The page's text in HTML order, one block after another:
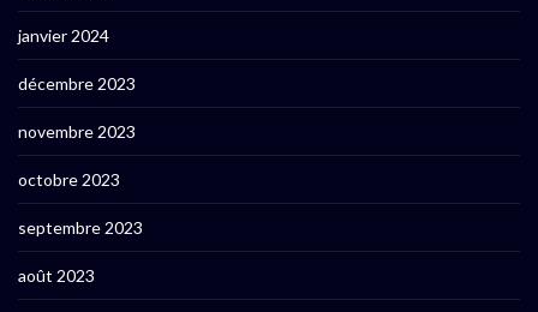
janvier 2024
décembre 2023
novembre 2023
octobre 2023
septembre 2023
août 2023